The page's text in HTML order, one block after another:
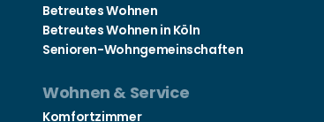
Betreutes Wohnen
Betreutes Wohnen in Köln
Senioren-Wohngemeinschaften
Wohnen & Service
Komfortzimmer